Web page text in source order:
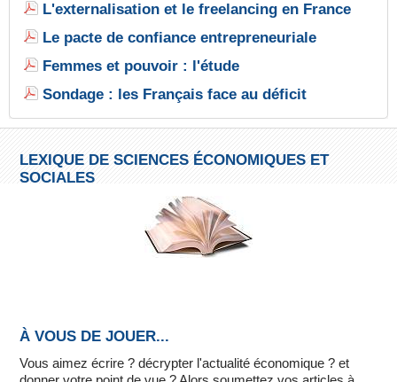
L'externalisation et le freelancing en France
Le pacte de confiance entrepreneuriale
Femmes et pouvoir : l'étude
Sondage : les Français face au déficit
LEXIQUE DE SCIENCES ÉCONOMIQUES ET
SOCIALES
À VOUS DE JOUER...
Vous aimez écrire ? décrypter l'actualité économique ? et